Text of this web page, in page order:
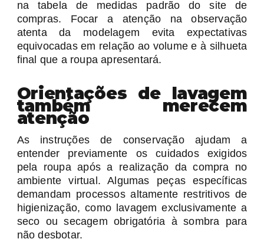
na tabela de medidas padrão do site de
compras. Focar a atenção na observação
atenta da modelagem evita expectativas
equivocadas em relação ao volume e à silhueta
final que a roupa apresentará.
Orientações de lavagem
também merecem
atenção
As instruções de conservação ajudam a
entender previamente os cuidados exigidos
pela roupa após a realização da compra no
ambiente virtual. Algumas peças específicas
demandam processos altamente restritivos de
higienização, como lavagem exclusivamente a
seco ou secagem obrigatória à sombra para
não desbotar.